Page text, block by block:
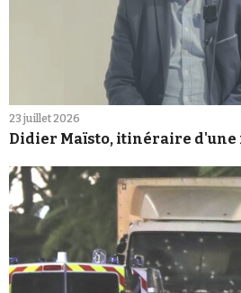
23 juillet 2026
Didier Maïsto, itinéraire